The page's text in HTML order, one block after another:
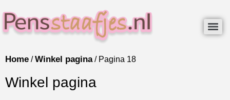
Home /Winkel pagina/ Pagina 18
Winkel pagina